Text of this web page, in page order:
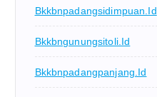
Bkkbnpadangsidimpuan.id
Bkkbngunungsitoli.id
Bkkbnpadangpanjang.id